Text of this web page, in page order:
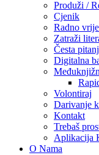
Produži /
Cjenik
Radno
Zatraži
Česta
Digitalna
Volontiraj
Darivanje
Kontakt
Trebaš
Aplikacija
O Nama